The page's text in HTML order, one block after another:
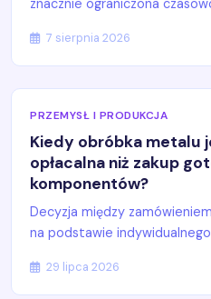
znacznie ograniczona
7 sierpnia 2026
PRZEMYSŁ I PRODUKCJA
Kiedy obróbka metalu
opłacalna niż zakup
komponentów?
Decyzja między
na podstawie
29 lipca 2026